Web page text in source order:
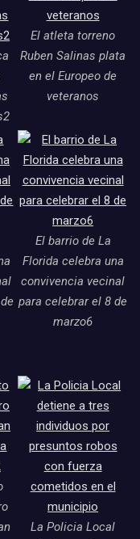
El atleta torreno
Ruben Salinas plata
en el Europeo de
veteranos
El barrio de La
Florida celebra una
convivencia vecinal
para celebrar el 8 de
marzo6
La Policia Local